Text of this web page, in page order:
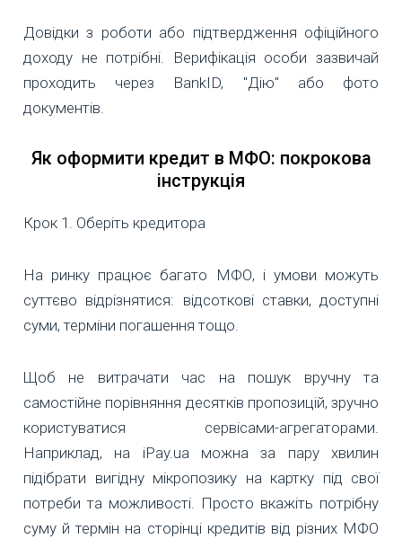
Довідки з роботи або підтвердження офіційного
доходу не потрібні. Верифікація особи зазвичай
проходить через BankID, "Дію" або фото
документів.
Як оформити кредит в МФО: покрокова
інструкція
Крок 1. Оберіть кредитора
На ринку працює багато МФО, і умови можуть
суттєво відрізнятися: відсоткові ставки, доступні
суми, терміни погашення тощо.
Щоб не витрачати час на пошук вручну та
самостійне порівняння десятків пропозицій, зручно
користуватися сервісами-агрегаторами.
Наприклад, на iPay.ua можна за пару хвилин
підібрати вигідну мікропозику на картку під свої
потреби та можливості. Просто вкажіть потрібну
суму й термін на сторінці кредитів від різних МФО